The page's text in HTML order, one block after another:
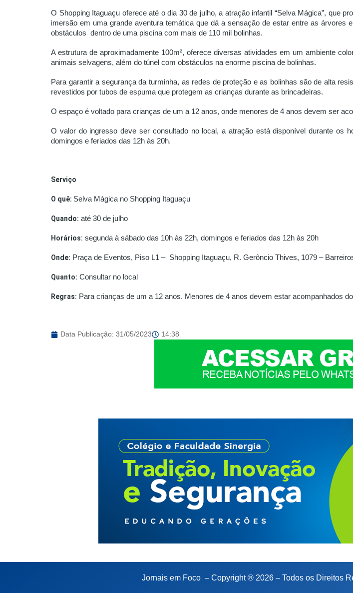
O Shopping Itaguaçu oferece até o dia 30 de julho, a atração infantil “Selva Mágica”, que
imersão em uma grande aventura temática que dá a sensação de estar entre as
obstáculos dentro de uma piscina com mais de 110 mil bolinhas.
A estrutura de aproximadamente 100m², oferece diversas atividades em um ambiente
animais selvagens, além do túnel com obstáculos na enorme piscina de bolinhas.
Para garantir a segurança da turminha, as redes de proteção e as bolinhas são de alta
revestidos por tubos de espuma que protegem as crianças durante as brincadeiras.
O espaço é voltado para crianças de um a 12 anos, onde menores de 4 anos devem ser
O valor do ingresso deve ser consultado no local, a atração está disponível durante os
domingos e feriados das 12h às 20h.
Serviço
O quê: Selva Mágica no Shopping Itaguaçu
Quando: até 30 de julho
Horários: segunda à sábado das 10h às 22h, domingos e feriados das 12h às 20h
Onde: Praça de Eventos, Piso L1 – Shopping Itaguaçu, R. Gerôncio Thives, 1079 –
Quanto: Consultar no local
Regras: Para crianças de um a 12 anos. Menores de 4 anos devem estar acompanhados
Data Publicação: 31/05/2023 14:38
Jornais em Foco – Copyright ® 2026 – Todos os Direitos